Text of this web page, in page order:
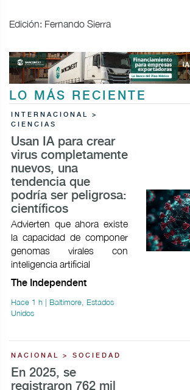
Edición: Fernando Sierra
LO MÁS RECIENTE
INTERNACIONAL >
CIENCIAS
Usan IA para crear
virus completamente
nuevos, una
tendencia que
podría ser peligrosa:
científicos
Advierten que ahora existe
la capacidad de componer
genomas virales con
inteligencia artificial
The Independent
Hace 1 h | Baltimore, Estados
Unidos
NACIONAL > SOCIEDAD
En 2025, se
registraron 762 mil